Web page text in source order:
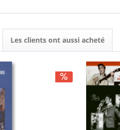
Les clients ont aussi acheté